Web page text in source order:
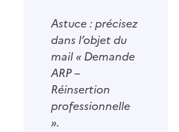
Astuce : précisez
dans l’objet du
mail « Demande
ARP –
Réinsertion
professionnelle
».